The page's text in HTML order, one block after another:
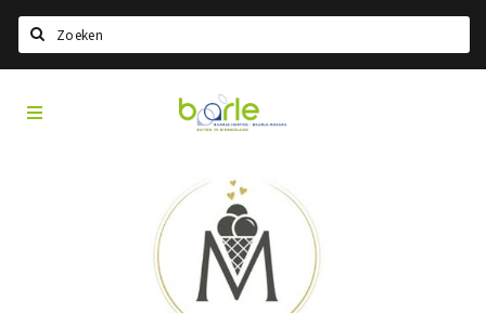
Home
A propos de Baarle
Visit Baarle Shop
Visit
Baarle